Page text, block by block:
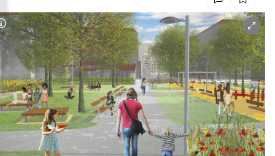
Untermenü
Untermenü
Untermenü
Untermenü
Copyright-Hinweis öffnen/schließen